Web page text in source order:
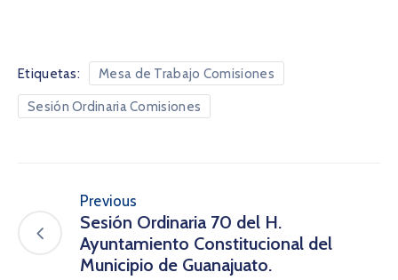
Etiquetas: Mesa de Trabajo Comisiones
Sesión Ordinaria Comisiones
Previous
Sesión Ordinaria 70 del H.
Ayuntamiento Constitucional del
Municipio de Guanajuato.